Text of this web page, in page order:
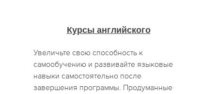
Курсы английского
Увеличьте свою способность к
самообучению и развивайте языковые
навыки самостоятельно после
завершения программы. Продуманные